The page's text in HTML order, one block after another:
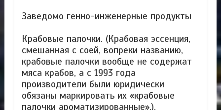
Заведомо генно-инженерные продукты
Крабовые палочки. (Крабовая эссенция,
смешанная с соей, вопреки названию,
крабовые палочки вообще не содержат
мяса крабов, а с 1993 года
производители были юридически
обязаны маркировать их «крабовые
палочки ароматизированные».).